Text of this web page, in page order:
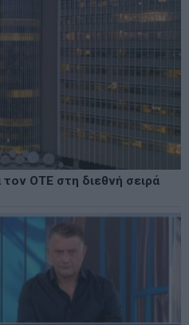
τον ΟΤΕ στη διεθνή σειρά